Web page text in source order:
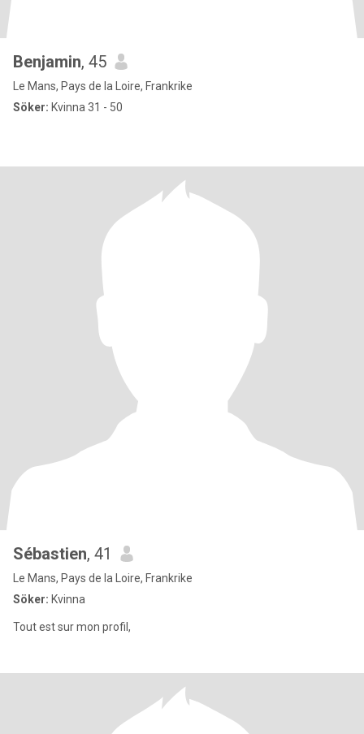
Benjamin, 45
Le Mans, Pays de la Loire, Frankrike
Söker: Kvinna 31 - 50
Sébastien, 41
Le Mans, Pays de la Loire, Frankrike
Söker: Kvinna
Tout est sur mon profil,